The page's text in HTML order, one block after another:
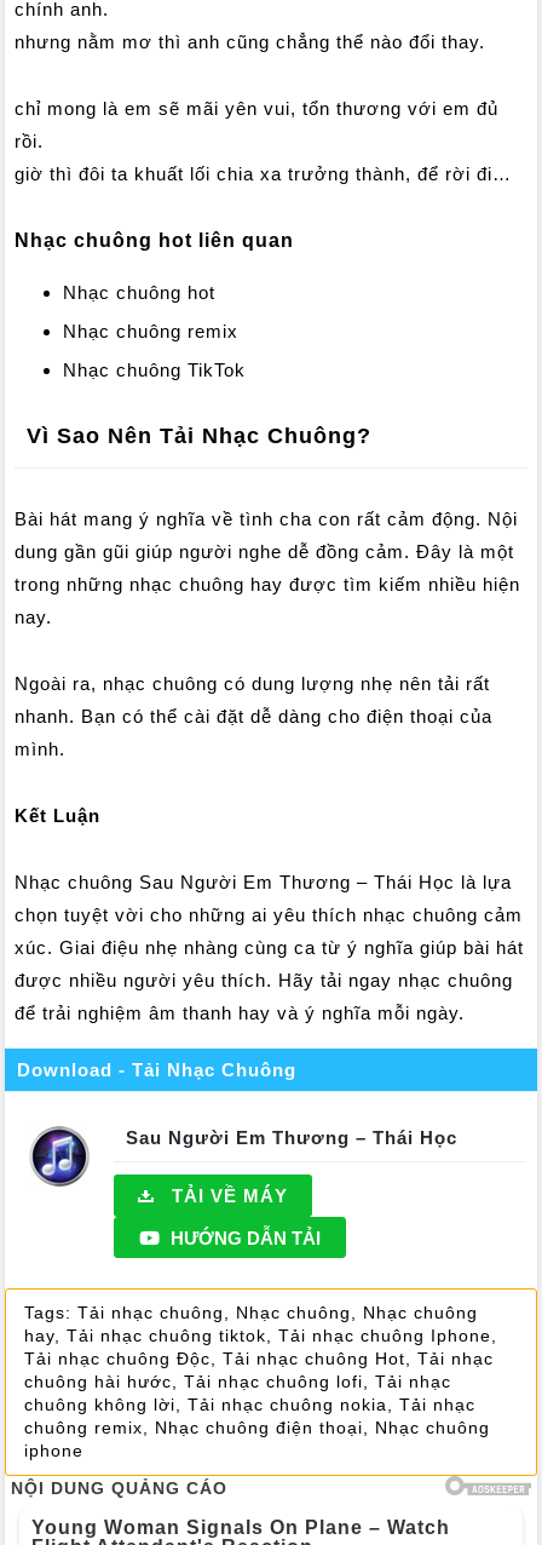
chính anh.
nhưng nằm mơ thì anh cũng chẳng thể nào đổi thay.
chỉ mong là em sẽ mãi yên vui, tổn thương với em đủ
rồi.
giờ thì đôi ta khuất lối chia xa trưởng thành, để rời đi…
Nhạc chuông hot liên quan
Nhạc chuông hot
Nhạc chuông remix
Nhạc chuông TikTok
Vì Sao Nên Tải Nhạc Chuông?
Bài hát mang ý nghĩa về tình cha con rất cảm động. Nội
dung gần gũi giúp người nghe dễ đồng cảm. Đây là một
trong những nhạc chuông hay được tìm kiếm nhiều hiện
nay.
Ngoài ra, nhạc chuông có dung lượng nhẹ nên tải rất
nhanh. Bạn có thể cài đặt dễ dàng cho điện thoại của
mình.
Kết Luận
Nhạc chuông Sau Người Em Thương – Thái Học là lựa
chọn tuyệt vời cho những ai yêu thích nhạc chuông cảm
xúc. Giai điệu nhẹ nhàng cùng ca từ ý nghĩa giúp bài hát
được nhiều người yêu thích. Hãy tải ngay nhạc chuông
để trải nghiệm âm thanh hay và ý nghĩa mỗi ngày.
Download - Tải Nhạc Chuông
Sau Người Em Thương – Thái Học
TẢI VỀ MÁY
HƯỚNG DẪN TẢI
Tags: Tải nhạc chuông Nhạc chuông
Nhạc chuông
hay
Tải nhạc chuông tiktok Tải nhạc chuông Iphone
Tải nhạc chuông Độc
Tải nhạc chuông Hot
Tải nhạc
chuông hài hước
Tải nhạc chuông lofi
Tải nhạc
chuông không lời
Tải nhạc chuông nokia
Tải nhạc
chuông remix
Nhạc chuông điện thoại
Nhạc chuông
iphone